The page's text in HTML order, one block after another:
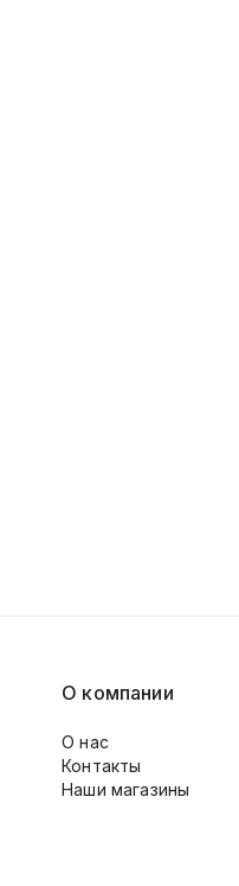
О компании
О нас
Контакты
Наши магазины